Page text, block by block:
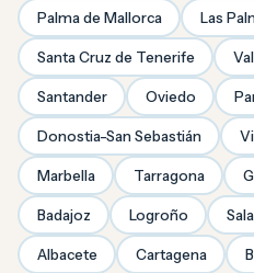
Palma de Mallorca Las
Santa Cruz de Tenerife
Santander Oviedo
Donostia-San Sebastián
Marbella Tarragona
Badajoz Logroño
Albacete Cartagena